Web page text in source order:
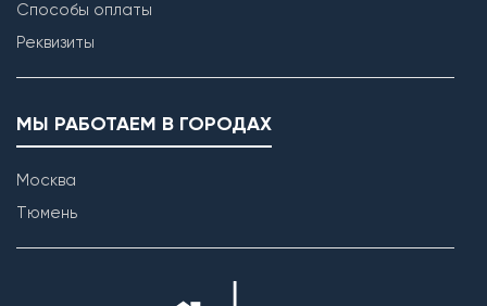
Способы оплаты
Реквизиты
МЫ РАБОТАЕМ В ГОРОДАХ
Москва
Тюмень